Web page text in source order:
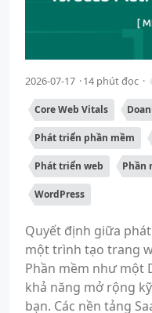
2026-07-17 14 phút đọc
Core Web Vitals
Phát triển phần mềm
Phát triển web Phần
WordPress
Quyết định giữa
một trình tạo trang
Phần mềm như một
khả năng mở rộng
bạn. Các nền tảng